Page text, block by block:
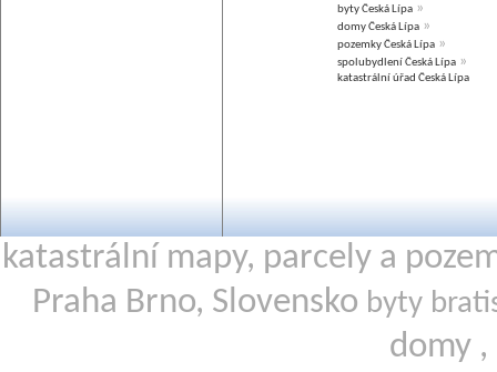
byty Česká Lípa »
domy Česká Lípa »
pozemky Česká Lípa »
spolubydlení Česká Lípa »
katastrální úřad Česká Lípa
katastrální mapy, parcely a
Praha Brno, Slovensko byty
domy ,